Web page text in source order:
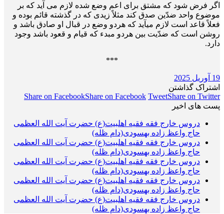
اگر فرض شود که مشتق برای اعم وضع شده لازم می آید که بر
موضوع واحد ضدّین صدق کند مثلاً زیدی که در گذشته قائم بوده و
فعلاً قاعد است لازم می­آید که هردو وضع در قبال او صادق باشد و
روشن است که ضدّیت بین هردو مبدء که قیام و قعود باشد وجود
دارد.
***
19 آوریل 2025
اشتراک گذاشتن
Share on FacebookShare on Facebook TweetShare on Twitter
پست های اخیر
دروس خارج فقه فقیه اهلبیت(ع) حضرت آیت الله العظمی
حاج واعظ زاده بهسودی(دام ظله)
دروس خارج فقه فقیه اهلبیت(ع) حضرت آیت الله العظمی
حاج واعظ زاده بهسودی(دام ظله)
دروس خارج فقه فقیه اهلبیت(ع) حضرت آیت الله العظمی
حاج واعظ زاده بهسودی(دام ظله)
دروس خارج فقه فقیه اهلبیت(ع) حضرت آیت الله العظمی
حاج واعظ زاده بهسودی(دام ظله)
دروس خارج فقه فقیه اهلبیت(ع) حضرت آیت الله العظمی
حاج واعظ زاده بهسودی(دام ظله)